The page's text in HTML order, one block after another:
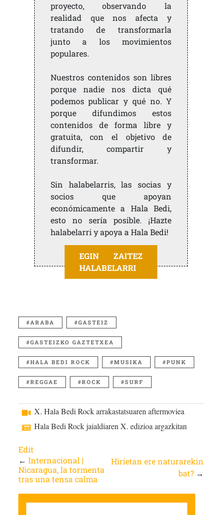
proyecto, observando la
realidad que nos afecta y
tratando de transformarla
junto a los movimientos
populares.
Nuestros contenidos son libres
porque nadie nos dicta qué
podemos publicar y qué no. Y
porque difundimos estos
contenidos de forma libre y
gratuita, con el objetivo de
difundir, compartir y
transformar.
Sin halabelarris, las socias y
socios que apoyan
económicamente a Hala Bedi,
esto no sería posible. ¡Hazte
halabelarri y apoya a Hala Bedi!
EGIN ZAITEZ
HALABELARRI
ARABA GASTEIZ
GASTEIZKO GAZTETXEA
HALA BEDI ROCK MUSIKA PUNK
REGGAE ROCK SURF
X. Hala Bedi Rock arrakastatsuaren aftermoviea
Hala Bedi Rock jaialdiaren X. edizioa argazkitan
Edit
← Internacional |
Nicaragua, la tormenta
tras una tensa calma
Hirietan ere naturarekin
bat? →